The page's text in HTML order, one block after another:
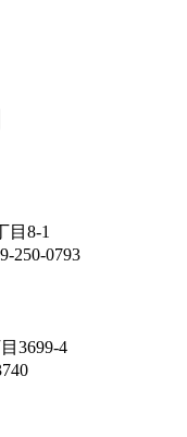
目8-1
250-0793
3699-4